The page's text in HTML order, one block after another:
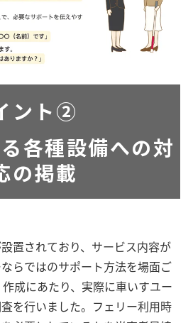
ント②
各種設備への対
の掲載
置されており、サービス内容が
らではのサポート方法を場面ご
成にあたり、実際に車いすユー
を行いました。フェリー利用時